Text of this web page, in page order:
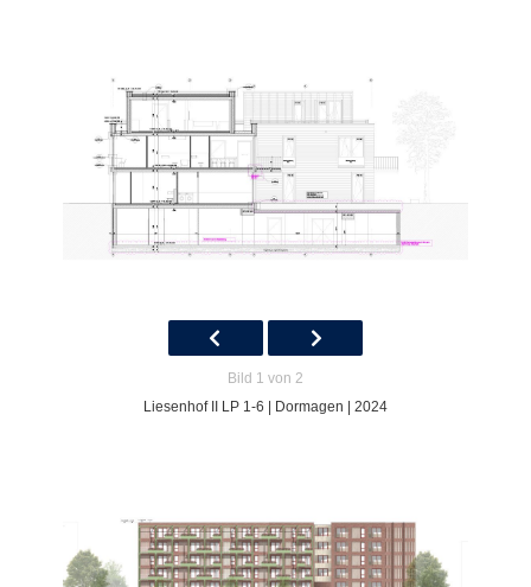
Bild 1 von 2
Liesenhof II LP 1-6 | Dormagen | 2024